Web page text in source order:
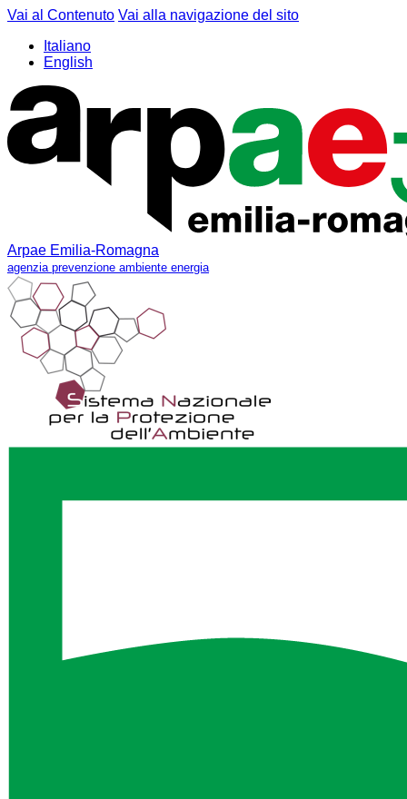
Vai al Contenuto Vai alla navigazione del sito
Italiano
English
Arpae Emilia-Romagna
agenzia prevenzione ambiente energia